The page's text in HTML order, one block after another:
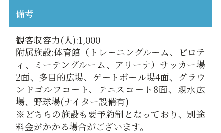
備考
観客収容力(人):1,000
附属施設:体育館（トレーニングルーム、ピロテ
ィ、ミーテングルーム、アリーナ）サッカー場
2面、多目的広場、ゲートボール場4面、グラウ
ンドゴルフコート、テニスコート8面、親水広
場、野球場(ナイター設備有)
※どちらの施設も要予約制となっており、別途
料金がかかる場合がございます。